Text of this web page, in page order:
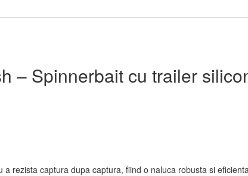
– Spinnerbait cu trailer
a rezista captura dupa captura, fiind o naluca robusta si